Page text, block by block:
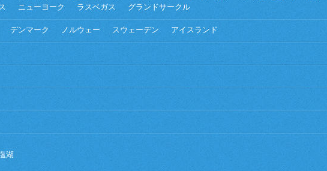
ニューヨーク ラスベガス グランドサークル
デンマーク ノルウェー スウェーデン アイスランド
湖